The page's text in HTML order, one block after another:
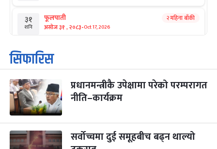
३१
शनि
फूलपाती
असोज ३१ , २०८३-Oct 17, 2026
२ महिना बाँकी
१
आइत
कार्तिक सङ्क्रान्ति
कार्तिक १, २०८३
३
मंगल
महानवमी
कार्तिक ३, २०८३-Oct 20, 2026
२ महिना बाँकी
४
बुध कार्तिक ४, २०८३ -Oct 21, 2026
सिफारिस
प्रधानमन्त्रीकै उपेक्षामा परेको परम्परागत
नीति–कार्यक्रम
सर्वोच्चमा दुई समूहबीच बढ्न थाल्यो